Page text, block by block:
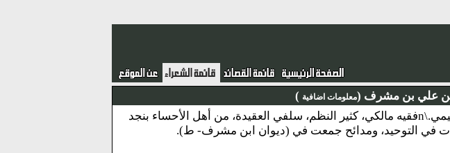
بن علي بن مشرف (معلومات اضافية )
نبذة : أحمد بن علي بن حسين بن مشرف الوهيبي التميمي.\nفقيه مالكي، كثير النظم، سلفي العقيدة، من أهل الأحساء بنجد